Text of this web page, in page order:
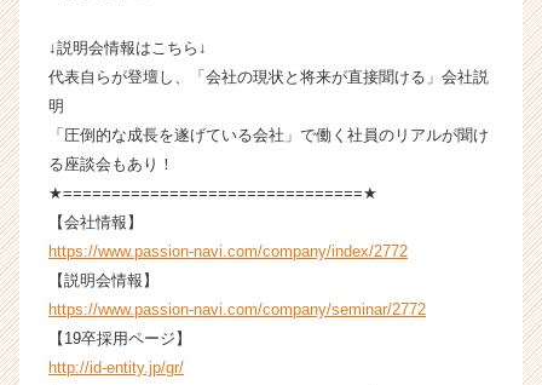
↓説明会情報はこちら↓
代表自らが登壇し、「会社の現状と将来が直接聞ける」会社説
明
「圧倒的な成長を遂げている会社」で働く社員のリアルが聞け
る座談会もあり！
★===============================★
【会社情報】
https://www.passion-navi.com/company/index/2772
【説明会情報】
https://www.passion-navi.com/company/seminar/2772
【19卒採用ページ】
http://id-entity.jp/gr/